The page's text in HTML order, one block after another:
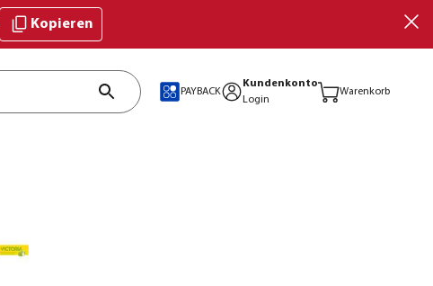
Kopieren
PAYBACK
Kundenkonto
Login
Warenkorb